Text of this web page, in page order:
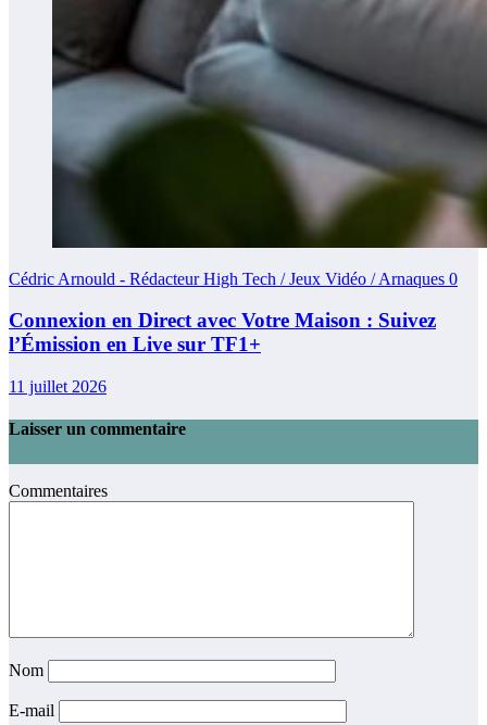
Cédric Arnould - Rédacteur High Tech / Jeux Vidéo / Arnaques 0
Connexion en Direct avec Votre Maison : Suivez
l’Émission en Live sur TF1+
11 juillet 2026
Laisser un commentaire
Commentaires
Nom
E-mail